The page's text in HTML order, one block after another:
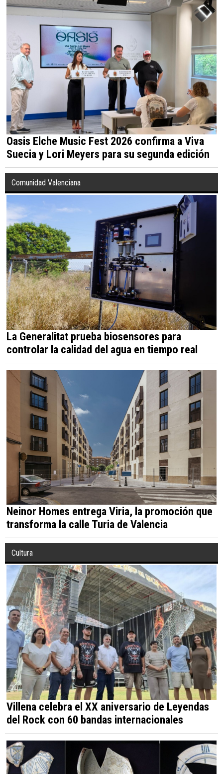
Oasis Elche Music Fest 2026 confirma a Viva
Suecia y Lori Meyers para su segunda edición
Comunidad Valenciana
La Generalitat prueba biosensores para
controlar la calidad del agua en tiempo real
Neinor Homes entrega Viria, la promoción que
transforma la calle Turia de Valencia
Cultura
Villena celebra el XX aniversario de Leyendas
del Rock con 60 bandas internacionales